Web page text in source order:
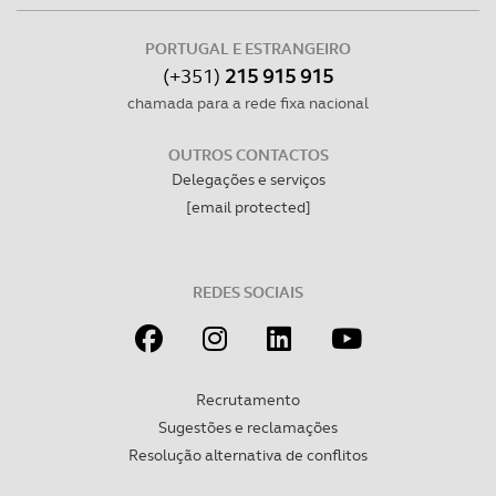
dados pessoais serão realizadas apenas com o seu
Realçamos que o bloqueio de certo tipo de Cookies e
PORTUGAL E ESTRANGEIRO
(+351) 215 915 915
chamada para a rede fixa nacional
OUTROS CONTACTOS
Delegações e serviços
[email protected]
REDES SOCIAIS
Recrutamento
Sugestões e reclamações
Resolução alternativa de conflitos